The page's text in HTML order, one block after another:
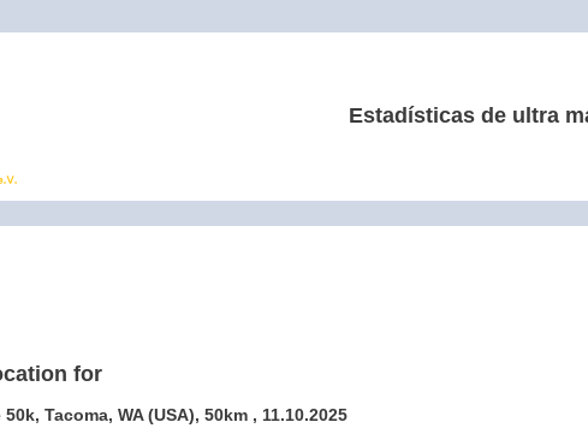
Estadísticas de ultra
for
Tacoma, WA (USA), 50km , 11.10.2025